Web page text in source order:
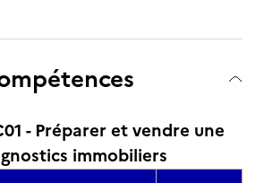
- Préparer et vendre une
immobiliers